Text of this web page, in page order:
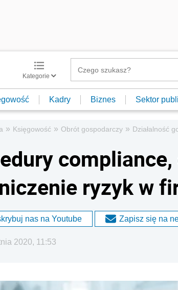
Kategorie
Kadry Biznes Sektor
» Księgowość » Obrót gospodarczy » Działalność
ryzyk w
nas na Youtube Zapisz się na
2020, 11:53